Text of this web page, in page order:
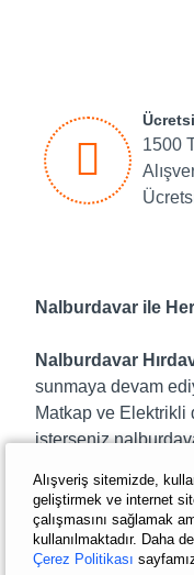
1500
Nalburdavar ile
Nalburdavar
sunmaya devam
Matkap ve Elektrikli
isterseniz
mekanik el aletleri,
Dewalt, Hitachi-
Aletleri,şarjlı
Son Derece Kaliteli
Alışveriş sitemizde,
geliştirmek ve internet
çalışmasını sağlamak
kullanılmaktadır. Daha
Çerez Politikası